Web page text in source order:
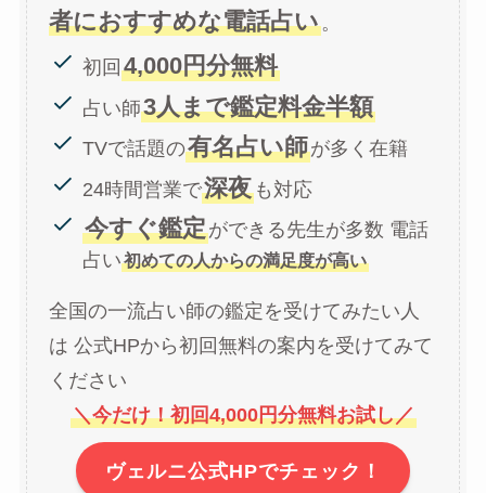
者におすすめな電話占い。
初回4,000円分無料
占い師3人まで鑑定料金半額
TVで話題の有名占い師が多く在籍
24時間営業で深夜 も対応
今すぐ鑑定ができる先生が多数 電話
占い初めての人からの満足度が高い
全国の一流占い師の鑑定を受けてみたい人
は 公式HPから初回無料の案内を受けてみて
ください
＼今だけ！初回4,000円分無料お試し／
ヴェルニ公式HPでチェック！